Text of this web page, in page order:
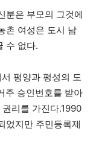
분은 부모의 그것에
촌 여성은 도시 남
수 없다.
평양과 평성의 도
주 승인번호를 받아
리를 가진다.1990
었지만 주민등록제